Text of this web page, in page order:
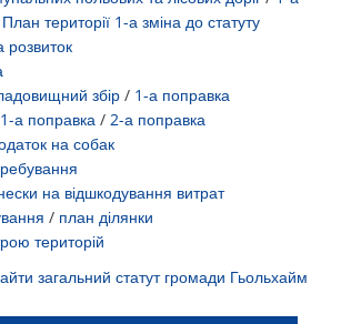
План дій щодо шуму
Заходи з модернізації/ремонту
Муніципальне планування
Проекти
Звертайтеся до VG Works
Руссинген
Вайтерсвайлер
План території 1-а зміна до статуту
розвиток
збір/ 1-а поправка
1-а поправка/ 2-а поправка
на собак
на відшкодування витрат
/ план ділянки
територій
загальний статут громади Гьольхайм